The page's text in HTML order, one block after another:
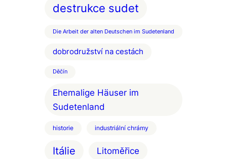
destrukce sudet
Die Arbeit der alten Deutschen im Sudetenland
dobrodružství na cestách
Děčín
Ehemalige Häuser im
Sudetenland
historie industriální chrámy
Itálie Litoměřice